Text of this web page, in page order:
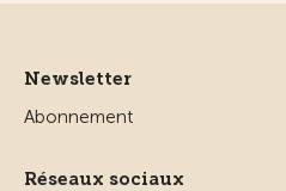
Newsletter
Abonnement
Réseaux sociaux